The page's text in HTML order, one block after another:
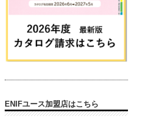
ENIFユース加盟店はこちら